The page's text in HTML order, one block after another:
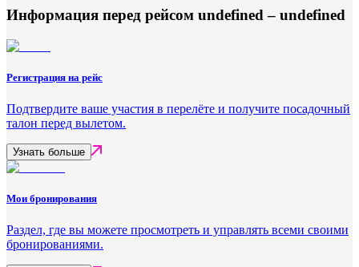
Информация перед рейсом undefined – undefined
Регистрация на рейс
Подтвердите ваше участия в перелёте и получите посадочный
талон перед вылетом.
Узнать больше
Мои бронирования
Раздел, где вы можете просмотреть и управлять всеми своими
бронированиями.